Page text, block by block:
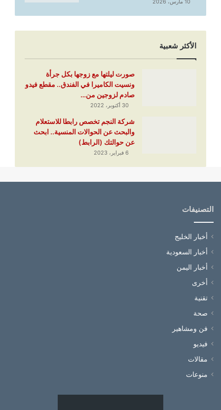
10 مارس، 2026
الأكثر شعبية
صورت ليلتها مع زوجها بكل جرأة
ونسيت الكاميرا في الفندق.. مقطع فيدو
صادم لزوجين من…
30 أكتوبر، 2022
شركة النجم تخصص رابطا للاستعلام
والبحث عن الحوالات المنسية.. ابحث
عن حوالتك (الرابط)
6 فبراير، 2023
التصنيفات
أخبار الخليج
أخبار السعودية
أخبار اليمن
أخرى
تقنية
صحة
فن ومشاهير
فيديو
مقالات
منوعات